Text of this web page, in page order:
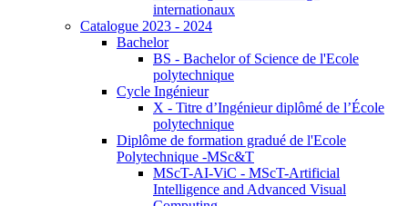
internationaux
Catalogue 2023 - 2024
Bachelor
BS - Bachelor of Science de l'Ecole
polytechnique
Cycle Ingénieur
X - Titre d’Ingénieur diplômé de l’École
polytechnique
Diplôme de formation gradué de l'Ecole
Polytechnique -MSc&T
MScT-AI-ViC - MScT-Artificial
Intelligence and Advanced Visual